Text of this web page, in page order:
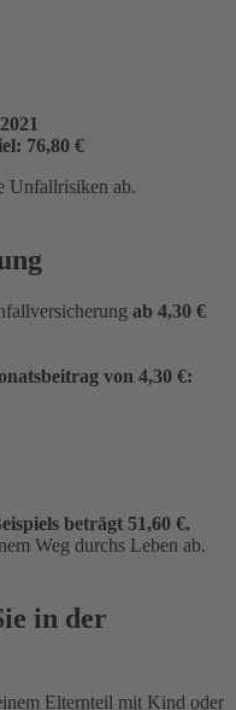
76,80 €
Unfallrisiken ab.
ab 4,30 €
von 4,30 €:
beträgt 51,60 €.
Weg durchs Leben ab.
in der
Elternteil mit Kind oder